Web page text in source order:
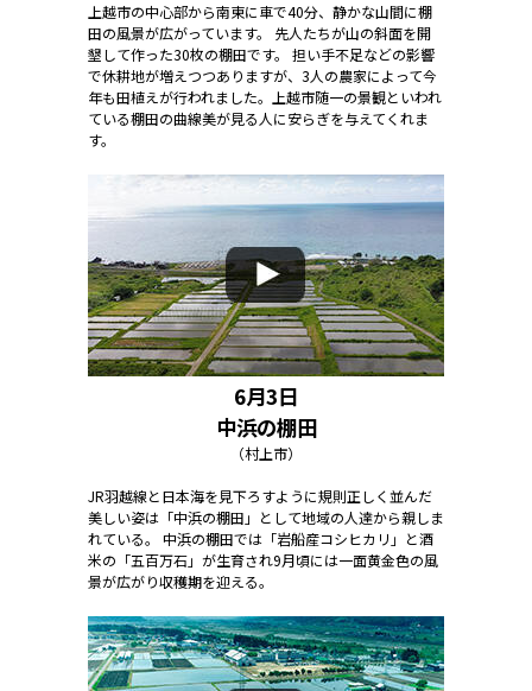
上越市の中心部から南東に車で40分、静かな山間に棚
田の風景が広がっています。 先人たちが山の斜面を開
墾して作った30枚の棚田です。 担い手不足などの影響
で休耕地が増えつつありますが、3人の農家によって今
年も田植えが行われました。上越市随一の景観といわれ
ている棚田の曲線美が見る人に安らぎを与えてくれま
す。
6月3日
中浜の棚田
（村上市）
JR羽越線と日本海を見下ろすように規則正しく並んだ
美しい姿は「中浜の棚田」として地域の人達から親しま
れている。 中浜の棚田では「岩船産コシヒカリ」と酒
米の「五百万石」が生育され9月頃には一面黄金色の風
景が広がり収穫期を迎える。